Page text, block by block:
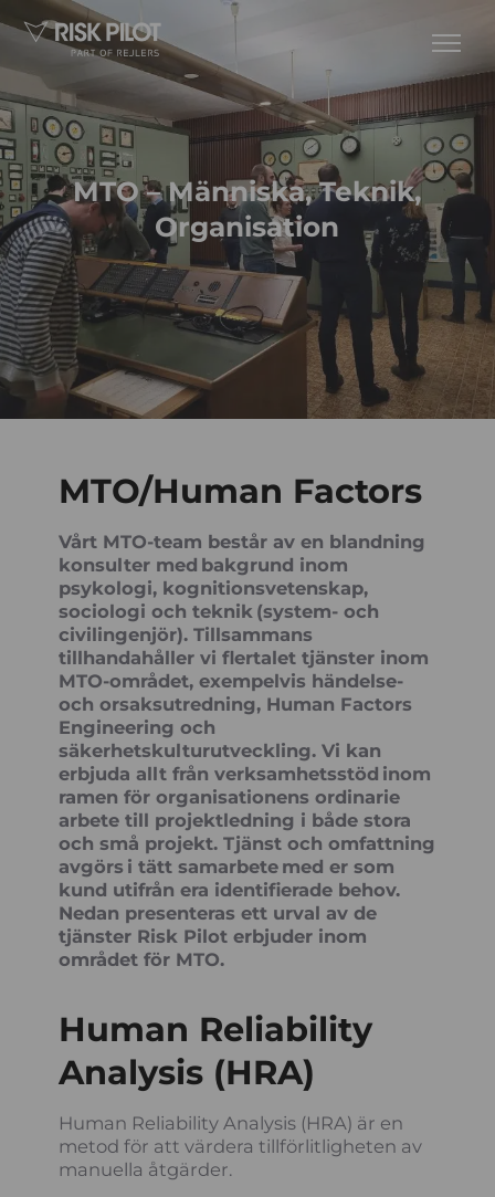
MTO – Människa, Teknik,
Organisation
MTO/Human Factors
Vårt MTO-team består av en blandning
konsulter med bakgrund inom
psykologi, kognitionsvetenskap,
sociologi och teknik (system- och
civilingenjör). Tillsammans
tillhandahåller vi flertalet tjänster inom
MTO-området, exempelvis händelse-
och orsaksutredning, Human Factors
Engineering och
säkerhetskulturutveckling. Vi kan
erbjuda allt från verksamhetsstöd inom
ramen för organisationens ordinarie
arbete till projektledning i både stora
och små projekt. Tjänst och omfattning
avgörs i tätt samarbete med er som
kund utifrån era identifierade behov.
Nedan presenteras ett urval av de
tjänster Risk Pilot erbjuder inom
området för MTO.
Human Reliability
Analysis (HRA)
Human Reliability Analysis (HRA) är en
metod för att värdera tillförlitligheten av
manuella åtgärder.